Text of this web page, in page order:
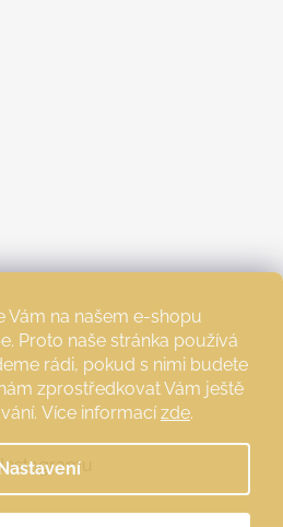
Vám na našem e-shopu
Proto naše stránka používá
rádi, pokud s nimi budete
zprostředkovat Vám ještě
Více informací zde.